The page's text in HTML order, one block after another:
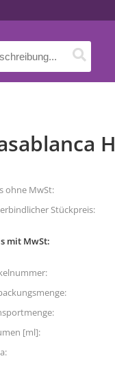
ohne MwSt:
Stückpreis:
mit MwSt:
[ml]: